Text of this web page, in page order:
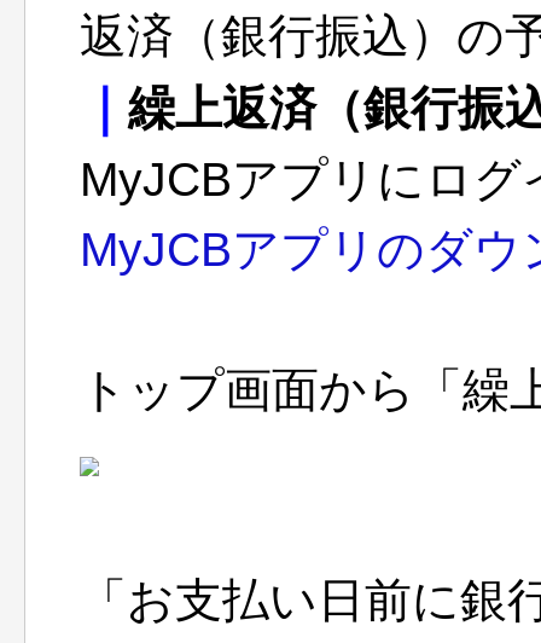
返済（銀行振込）の
繰上返済（銀行振
MyJCBアプリにログ
MyJCBアプリのダ
トップ画面から「繰
「お支払い日前に